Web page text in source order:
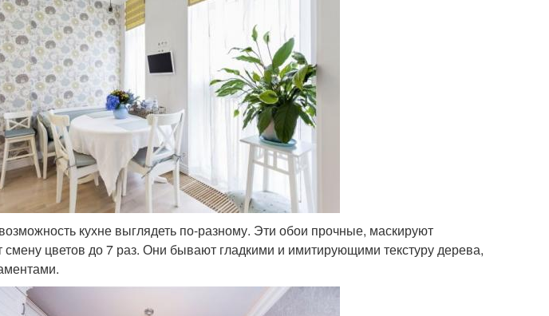
кухне выглядеть по-разному. Эти обои прочные, маскируют
цветов до 7 раз. Они бывают гладкими и имитирующими текстуру дерева,